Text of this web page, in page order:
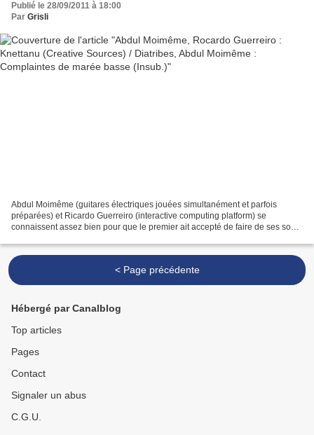
Publié le 28/09/2011 à 18:00
Par Grisli
Abdul Moimême (guitares électriques jouées simultanément et parfois
préparées) et Ricardo Guerreiro (interactive computing platform) se
connaissent assez bien pour que le premier ait accepté de faire de ses sons
< Page précédente
Hébergé par Canalblog
Top articles
Pages
Contact
Signaler un abus
C.G.U.